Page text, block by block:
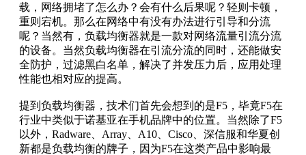
载，网络拥堵了怎么办？会有什么后果呢？轻则卡顿，
重则宕机。那么在网络中有没有办法进行引导和分流
呢？当然有，负载均衡器就是一款对网络流量引流分流
的设备。当然负载均衡器在引流分流的同时，还能做安
全防护，过滤黑白名单，解决了并发压力后，应用处理
性能也相对应的提高。
提到负载均衡器，技术们首先会想到的是F5，毕竟F5在
行业中类似于诺基亚在手机品牌中的位置。当然除了F5
以外，Radware、Array、A10、Cisco、深信服和华夏创
新都是负载均衡的牌子，因为F5在这类产品中影响最